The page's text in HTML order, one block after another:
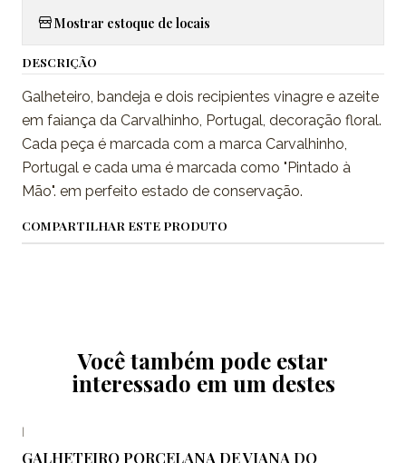
Mostrar estoque de locais
DESCRIÇÃO
Galheteiro, bandeja e dois recipientes vinagre e azeite
em faiança da Carvalhinho, Portugal, decoração floral.
Cada peça é marcada com a marca Carvalhinho,
Portugal e cada uma é marcada como "Pintado à
Mão". em perfeito estado de conservação.
COMPARTILHAR ESTE PRODUTO
Você também pode estar
interessado em um destes
GALHETEIRO PORCELANA DE VIANA DO